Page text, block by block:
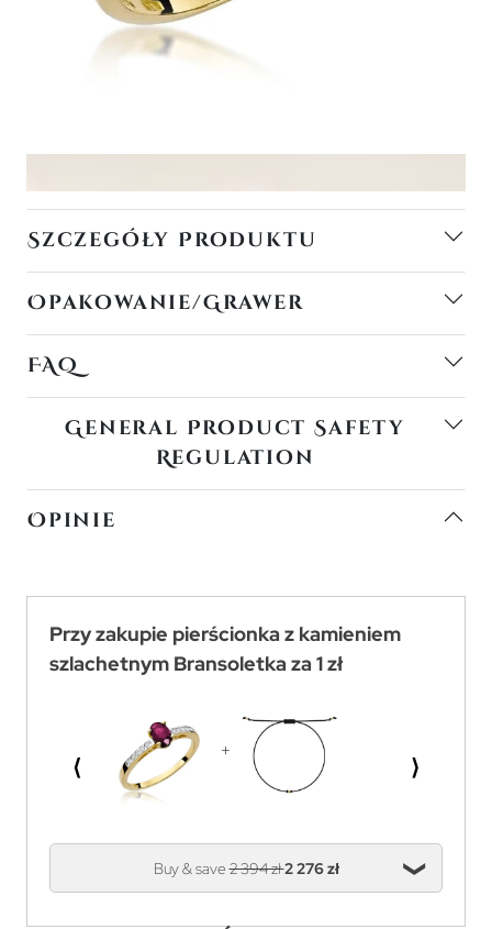
Szczegóły Produktu
Opakowanie/Grawer
FAQ
General Product Safety
Regulation
Opinie
Przy zakupie pierścionka z kamieniem
szlachetnym Bransoletka za 1 zł
⟨ ⟩
Buy & save2 394 zł2 276 zł